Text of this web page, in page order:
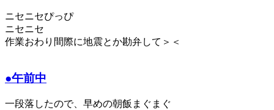
ニセニセぴっぴ
ニセニセ
作業おわり間際に地震とか勘弁して＞＜
●午前中
一段落したので、早めの朝飯まぐまぐ